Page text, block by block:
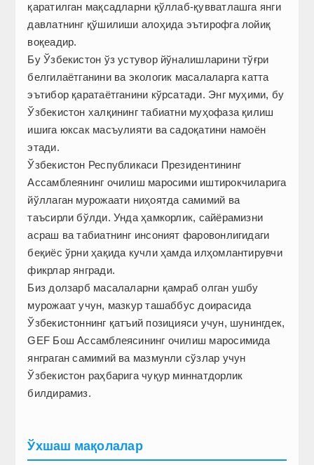
қаратилган мақсадларни қўллаб-қувватлашга янги
давлатнинг қўшилиши алоҳида эътирофга лойиқ
воқеадир.
Бу Ўзбекистон ўз устувор йўналишларини тўғри
белгилаётганини ва экологик масалаларга катта
эътибор қаратаётганини кўрсатади. Энг муҳими, бу
Ўзбекистон халқининг табиатни муҳофаза қилиш
ишига юксак масъулияти ва садоқатини намоён
этади.
Ўзбекистон Республикаси Президентининг
Ассамблеянинг очилиш маросими иштирокчиларига
йўллаган мурожаати ниҳоятда самимий ва
таъсирли бўлди. Унда ҳамкорлик, сайёрамизни
асраш ва табиатнинг инсоният фаровонлигидаги
беқиёс ўрни ҳақида кучли ҳамда илҳомлантирувчи
фикрлар янгради.
Биз долзарб масалаларни қамраб олган ушбу
мурожаат учун, мазкур ташаббус доирасида
Ўзбекистоннинг қатъий позицияси учун, шунингдек,
GEF Бош Ассамблеясининг очилиш маросимида
янграган самимий ва мазмунли сўзлар учун
Ўзбекистон раҳбарига чуқур миннатдорлик
билдирамиз.
Ўхшаш мақолалар